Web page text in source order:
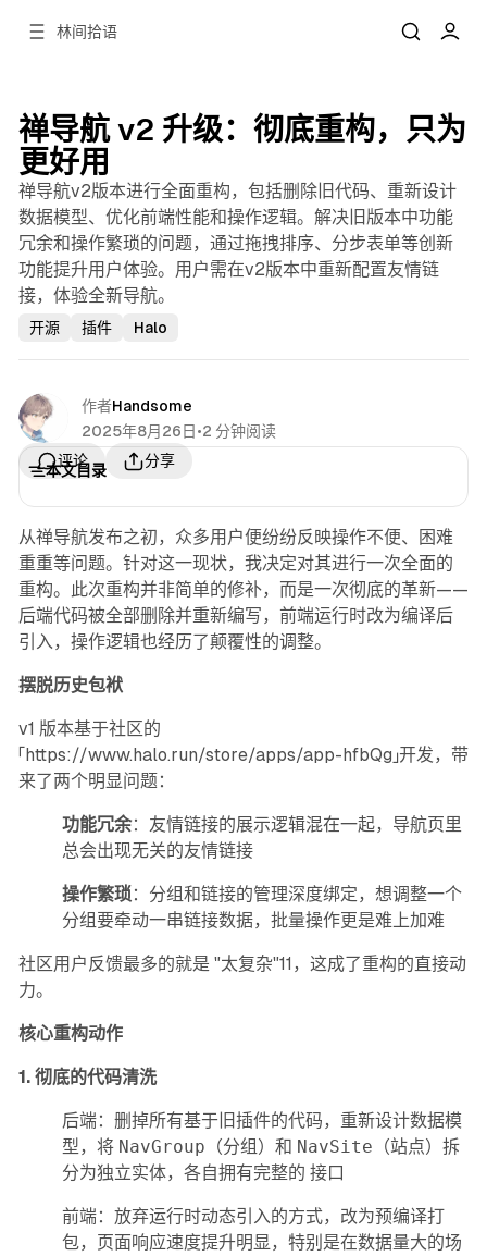
林间拾语
开源 插件 Halo
禅导航 v2 升级：彻底重构，只为
更好用
禅导航v2版本进行全面重构，包括删除旧代码、重新设计
数据模型、优化前端性能和操作逻辑。解决旧版本中功能
冗余和操作繁琐的问题，通过拖拽排序、分步表单等创新
功能提升用户体验。用户需在v2版本中重新配置友情链
接，体验全新导航。
作者Handsome
2025年8月26日 •2 分钟阅读
评论
评论
分享
分享
从禅导航发布之初，众多用户便纷纷反映操作不便、困难
重重等问题。针对这一现状，我决定对其进行一次全面的
重构。此次重构并非简单的修补，而是一次彻底的革新——
后端代码被全部删除并重新编写，前端运行时改为编译后
引入，操作逻辑也经历了颠覆性的调整。
摆脱历史包袱
v1 版本基于社区的
「https://www.halo.run/store/apps/app-hfbQg 」开发，带
来了两个明显问题：
功能冗余：友情链接的展示逻辑混在一起，导航页里
总会出现无关的友情链接
操作繁琐 ：分组和链接的管理深度绑定，想调整一个
分组要牵动一串链接数据，批量操作更是难上加难
社区用户反馈最多的就是 "太复杂"11，这成了重构的直接动
力。
核心重构动作
1. 彻底的代码清洗
后端：删掉所有基于旧插件的代码，重新设计数据模
型，将 NavGroup （分组）和 NavSite （站点）拆
分为独立实体，各自拥有完整的 接口
前端：放弃运行时动态引入的方式，改为预编译打
包，页面响应速度提升明显，特别是在数据量大的场
本文目录